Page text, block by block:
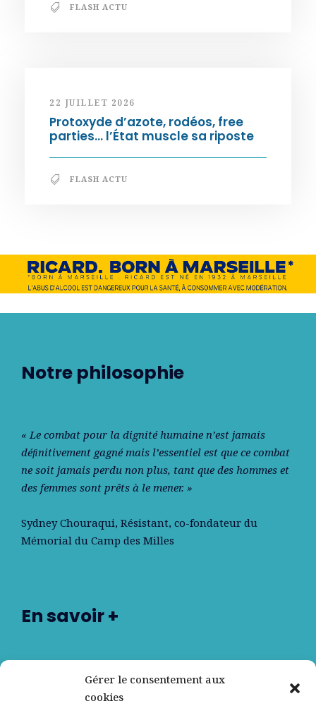
Gérer le consentement aux
cookies
FLASH ACTU
22 JUILLET 2026
Protoxyde d’azote, rodéos, free
parties… l’État muscle sa riposte
FLASH ACTU
Notre philosophie
« Le combat pour la dignité humaine n’est jamais
déﬁnitivement gagné mais l’essentiel est que ce combat
ne soit jamais perdu non plus, tant que des hommes et
des femmes sont prêts à le mener. »
Sydney Chouraqui, Résistant, co-fondateur du
Mémorial du Camp des Milles
En savoir +
Nos partenaires